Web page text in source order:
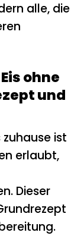
alle, die
ohne
und
zuhause ist
erlaubt,
Dieser